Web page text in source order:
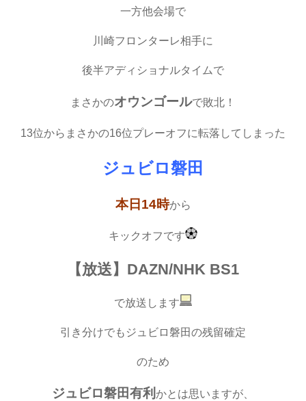
一方他会場で
川崎フロンターレ相手に
後半アディショナルタイムで
まさかのオウンゴールで敗北！
13位からまさかの16位プレーオフに転落してしまった
ジュビロ磐田
本日14時から
キックオフです
【放送】DAZN/NHK BS1
で放送します
引き分けでもジュビロ磐田の残留確定
のため
ジュビロ磐田有利 かとは思いますが、